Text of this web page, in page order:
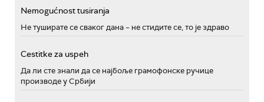
Nemogućnost tusiranja
Не туширате се сваког дана – не стидите се, то је здраво
Cestitke za uspeh
Да ли сте знали да се најбоље грамофонске ручице
производе у Србији